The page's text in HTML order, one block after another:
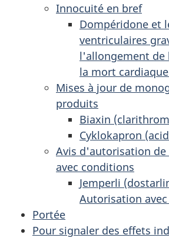
Innocuité en bref
Dompéridone et
ventriculaires
l'allongement de
la mort
Mises à jour de
produits
Biaxin
Cyklokapron
Avis d'autorisation de
avec conditions
Jemperli
Autorisation
Portée
Pour signaler des effets